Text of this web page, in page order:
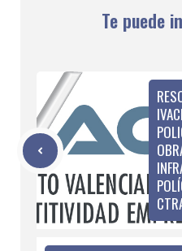
Te puede